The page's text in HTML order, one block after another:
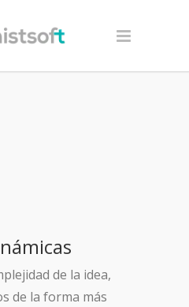
de la idea,
de la forma más